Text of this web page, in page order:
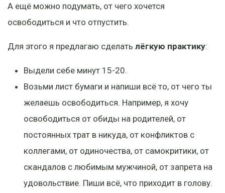
А ещё можно подумать, от чего хочется
освободиться и что отпустить.
Для этого я предлагаю сделать лёгкую практику:
Выдели себе минут 15-20.
Возьми лист бумаги и напиши всё то, от чего ты
желаешь освободиться. Например, я хочу
освободиться от обиды на родителей, от
постоянных трат в никуда, от конфликтов с
коллегами, от одиночества, от самокритики, от
скандалов с любимым мужчиной, от запрета на
удовольствие. Пиши всё, что приходит в голову.